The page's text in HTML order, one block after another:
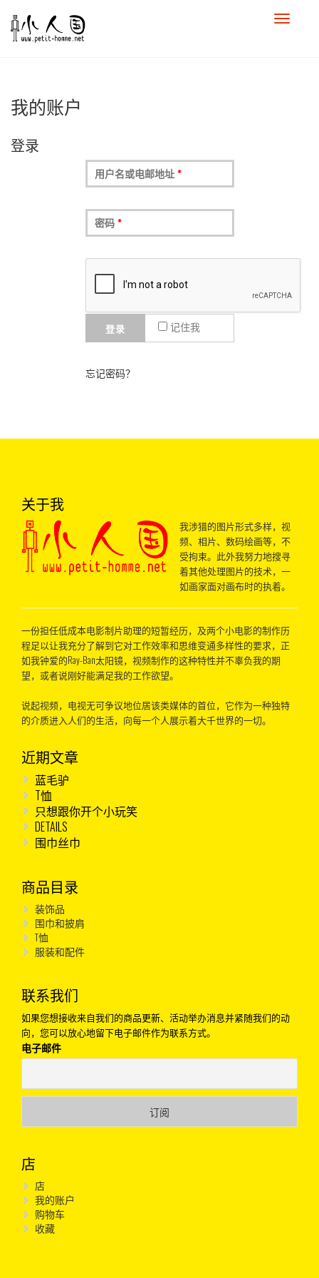
我的账户
登录
用户名或电邮地址*
密码*
登录 记住我
忘记密码？
关于我
我涉猎的图片形式多样，视
频、相片、数码绘画等，不
受拘束。此外我努力地搜寻
着其他处理图片的技术，一
如画家面对画布时的执着。
一份担任低成本电影制片助理的短暂经历，及两个小电影的制作历
程足以让我充分了解到它对工作效率和思维变通多样性的要求，正
如我钟爱的Ray-Ban太阳镜，视频制作的这种特性并不辜负我的期
望，或者说刚好能满足我的工作欲望。
说起视频，电视无可争议地位居该类媒体的首位，它作为一种独特
的介质进入人们的生活，向每一个人展示着大千世界的一切。
近期文章
蓝毛驴
T恤
只想跟你开个小玩笑
DETAILS
围巾丝巾
商品目录
装饰品
围巾和披肩
T恤
服装和配件
联系我们
如果您想接收来自我们的商品更新、活动举办消息并紧随我们的动
向，您可以放心地留下电子邮件作为联系方式。
电子邮件
店
店
我的账户
购物车
收藏